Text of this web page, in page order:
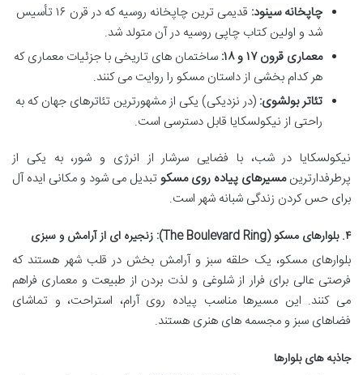
چاپخانه سینود:
قدیمی ترین چاپخانه روسیه که در قرن ۱۶ تأسیس
شد و اولین کتاب چاپی روسیه در آن متولد شد.
معماری قرون ۱۷ و ۱۸:
ساختمان های تاریخی با جزئیات معماری که
هر کدام بخشی از داستان مسکو را روایت می کنند.
تئاتر بولشوی: (در نزدیکی) یکی از مشهورترین تئاترهای جهان که به
راحتی از نیکولسکایا قابل دسترسی است.
نیکولسکایا در شب، با فضایی سرشار از انرژی و شور، به یکی از
پرطرفدارترینمسیرهای پیاده روی مسکو تبدیل می شود و مکانی ایده آل
برای حس کردن زندگی شبانه شهر است.
۴. بلوارهای مسکو (The Boulevard Ring): زنجیره ای از آرامش و سبزی
بلوارهای مسکو، یک حلقه سبز و آرامش بخش در قلب شهر هستند که
فرصتی عالی برای فرار از شلوغی و لذت بردن از طبیعت و معماری فراهم
می کنند. این مسیرها مناسب پیاده روی آرام، استراحت، و تماشای
فضاهای سبز و مجسمه های هنری هستند.
جاذبه های بلوارها